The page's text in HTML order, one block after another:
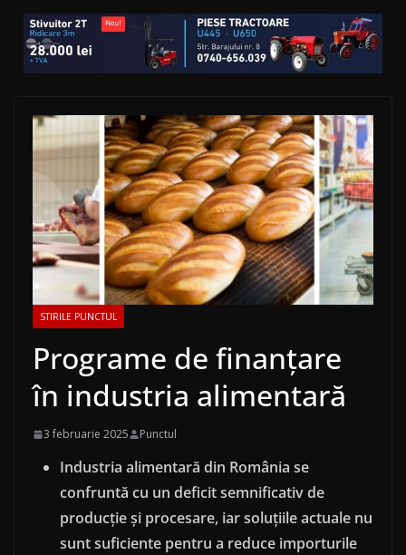
STIRILE PUNCTUL
Programe de finanțare
în industria alimentară
3 februarie 2025 Punctul
Industria alimentară din România se
confruntă cu un deficit semnificativ de
producție și procesare, iar soluțiile actuale nu
sunt suficiente pentru a reduce importurile